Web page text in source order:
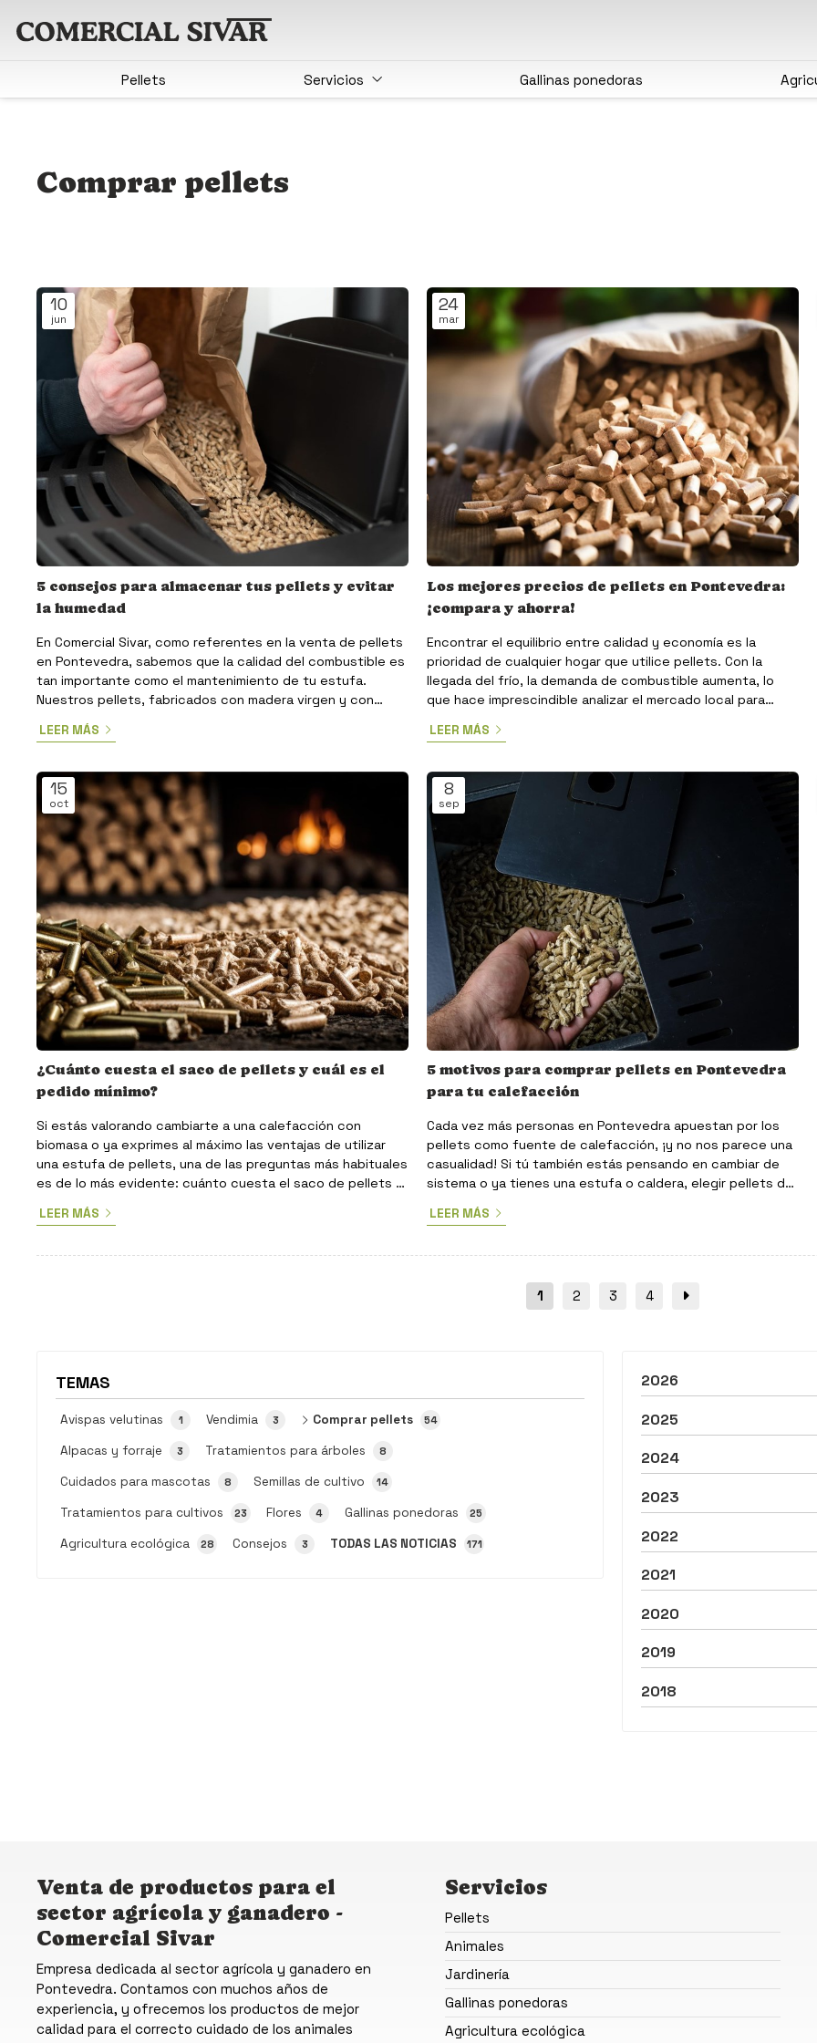
Pellets Servicios Gallinas ponedoras
Comprar pellets
TEMAS
TODAS LAS NOTICIAS 171
Avispas velutinas 1 Vendimia 3 Comprar pellets 54
Alpacas y forraje 3 Tratamientos para árboles 8
Cuidados para mascotas 8 Semillas de cultivo 14
Tratamientos para cultivos 23 Flores 4 Gallinas ponedoras 25
Agricultura ecológica 28 Consejos 3
10
jun
5 consejos para almacenar tus pellets y evitar
la humedad
En Comercial Sivar, como referentes en la venta de pellets
en Pontevedra, sabemos que la calidad del combustible es
tan importante como el mantenimiento de tu estufa.
Nuestros pellets, fabricados con madera virgen y con
Ahora bien, para que ese rendimiento se mantenga intacto,
has aprovechado nuestra promoción de transporte
gratuito al comprar un palé de 70 sacos, es probable que
...
LEER MÁS
24
mar
Los mejores precios de pellets en Pontevedra:
¡compara y ahorra!
Encontrar el equilibrio entre calidad y economía es la
prioridad de cualquier hogar que utilice pellets. Con la
llegada del frío, la demanda de combustible aumenta, lo
que hace imprescindible analizar el mercado local para
Comercial Sivar entendemos que el ahorro no solo viene del
ofrece un producto superior. ¿Por qué varían los precios
de los pellets en la provincia? El coste de...
LEER MÁS
15
oct
¿Cuánto cuesta el saco de pellets y cuál es el
pedido mínimo?
Si estás valorando cambiarte a una calefacción con
biomasa o ya exprimes al máximo las ventajas de utilizar
una estufa de pellets, una de las preguntas más habituales
es de lo más evidente: cuánto cuesta el saco de pellets y
hacernos un pedido. ¿Lo resolvemos? Vamos con ello: en
comprar tu pellets en Pontevedra, pero antes de hablar de
LEER MÁS
8
sep
5 motivos para comprar pellets en Pontevedra
para tu calefacción
Cada vez más personas en Pontevedra apuestan por los
pellets como fuente de calefacción, ¡y no nos parece una
casualidad! Si tú también estás pensando en cambiar de
sistema o ya tienes una estufa o caldera, elegir pellets de
máximo rendimiento y garantizar que la durabilidad del
los meses más fríos? Entonces ven a vernos o llama al
equipo de Comercial Sivar. Los mejores pellets de...
LEER MÁS
1 2 3 4
2026
2025
2024
2023
2022
2021
2020
2019
2018
Venta de productos para el
sector agrícola y ganadero -
Comercial Sivar
Empresa dedicada al sector agrícola y ganadero en
Pontevedra. Contamos con muchos años de
experiencia, y ofrecemos los productos de mejor
calidad para el correcto cuidado de los animales
Servicios
Pellets
Animales
Jardinería
Gallinas ponedoras
Agricultura ecológica